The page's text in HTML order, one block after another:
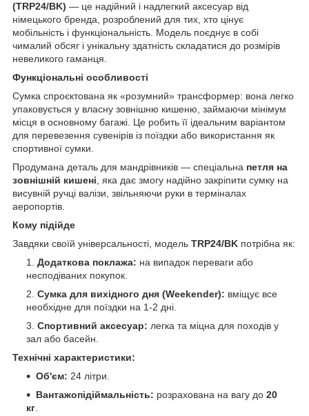
(TRP24/BK) — це надійний і надлегкий аксесуар від
німецького бренда, розроблений для тих, хто цінує
мобільність і функціональність. Модель поєднує в собі
чималий обсяг і унікальну здатність складатися до розмірів
невеликого гаманця.
Функціональні особливості
Сумка спроєктована як «розумний» трансформер: вона легко
упаковується у власну зовнішню кишеню, займаючи мінімум
місця в основному багажі. Це робить її ідеальним варіантом
для перевезення сувенірів із поїздки або використання як
спортивної сумки.
Продумана деталь для мандрівників — спеціальна петля на
зовнішній кишені, яка дає змогу надійно закріпити сумку на
висувній ручці валізи, звільняючи руки в терміналах
аеропортів.
Кому підійде
Завдяки своїй універсальності, модель TRP24/BK потрібна як:
Додаткова поклажа: на випадок переваги або
несподіваних покупок.
Сумка для вихідного дня (Weekender): вміщує все
необхідне для поїздки на 1-2 дні.
Спортивний аксесуар: легка та міцна для походів у
зал або басейн.
Технічні характеристики:
Об'єм: 24 літри.
Вантажопідіймальність: розрахована на вагу до 20
кг.